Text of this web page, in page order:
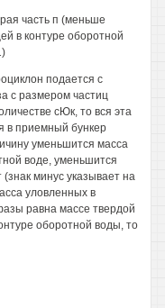
часть п (меньше
в контуре оборотной
подается с
с размером частиц
сЮк, то вся эта
в приемный бункер
уменьшится масса
воде, уменьшится
минус указывает на
уловленных в
равна массе твердой
оборотной воды, то